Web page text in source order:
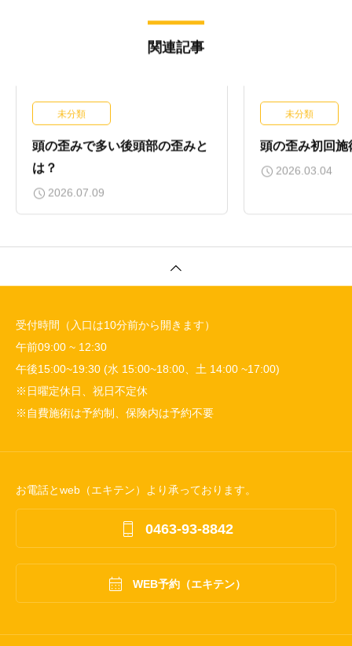
関連記事
未分類
頭の歪みで多い後頭部の歪みと
は？
2026.07.09
未分類
頭の歪み初回施
2026.03.04
受付時間（入口は10分前から開きます）
午前09:00 ~ 12:30
午後15:00~19:30 (水 15:00~18:00、土 14:00 ~17:00)
※日曜定休日、祝日不定休
※自費施術は予約制、保険内は予約不要
お電話とweb（エキテン）より承っております。
 0463-93-8842
 WEB予約（エキテン）